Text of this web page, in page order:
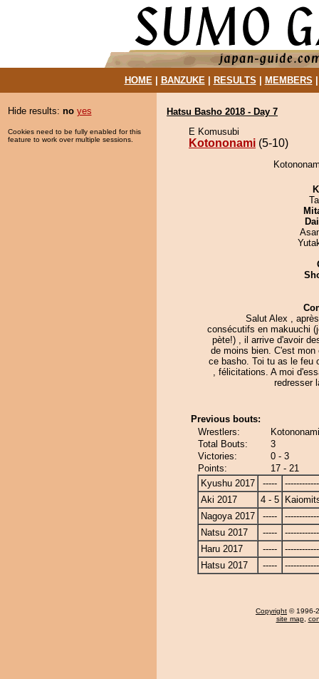
HOME| BANZUKE| RESULTS MEMBERS
Hide results: no yes
Cookies need to be fully enabled for this
feature to work over multiple sessions.
Hatsu Basho 2018 - Day 7
E Komusubi
Kotononami (5-10)
Salut Alex ,
consécutifs en makuuchi
pète!) , il arrive d'avoir
de moins bien. C'est mon
ce basho. Toi tu as le feu
, félicitations. A moi
redresser
Previous bouts:
Wrestlers:
Total Bouts:
3
Victories:
0 - 3
Points:
17 - 21
Kyushu 2017
-----
Aki 2017
4 - 5
Nagoya 2017
-----
Natsu 2017
-----
Haru 2017
-----
Hatsu 2017
-----
Copyright © 1996-
site map,